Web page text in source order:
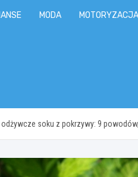
MODA MOTORYZACJA
soku z pokrzywy: 9